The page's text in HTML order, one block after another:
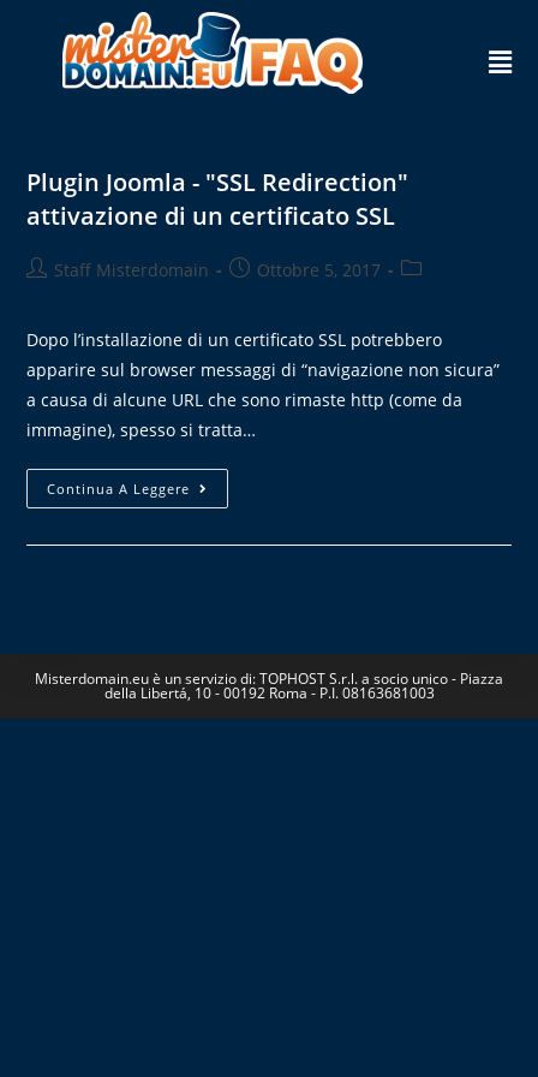
Plugin Joomla - "SSL Redirection"
attivazione di un certificato SSL
Staff Misterdomain Ottobre 5, 2017
Dopo l’installazione di un certificato SSL potrebbero
apparire sul browser messaggi di “navigazione non sicura”
a causa di alcune URL che sono rimaste http (come da
immagine), spesso si tratta…
Continua A Leggere
Misterdomain.eu è un servizio di: TOPHOST S.r.l. a socio unico - Piazza
della Libertá, 10 - 00192 Roma - P.I. 08163681003